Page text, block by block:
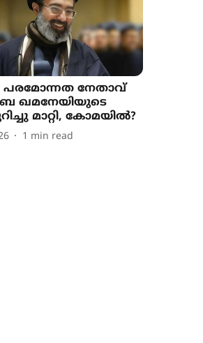
പരമോന്നത നേതാവ്
ഖമനേയിയുടെ
മാറ്റി, കോമയിൽ?
1 min read